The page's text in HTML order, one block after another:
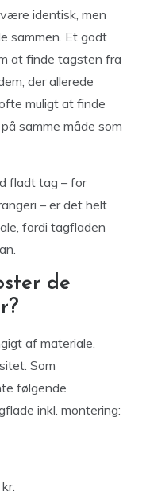
identisk, men
sammen. Et godt
at finde tagsten fra
der allerede
muligt at finde
samme måde som
fladt tag – for
– er det helt
fordi tagfladen
de
af materiale,
Som
følgende
inkl. montering: